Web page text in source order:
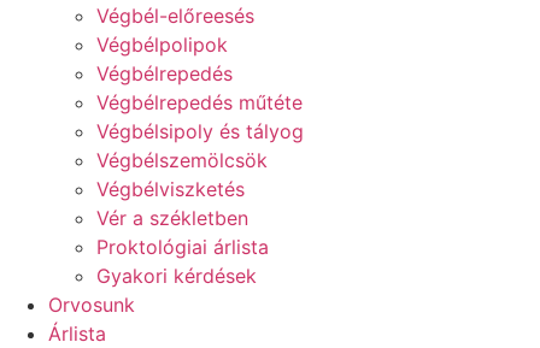
Végbél-előreesés
Végbélpolipok
Végbélrepedés
Végbélrepedés műtéte
Végbélsipoly és tályog
Végbélszemölcsök
Végbélviszketés
Vér a székletben
Proktológiai árlista
Gyakori kérdések
Orvosunk
Árlista